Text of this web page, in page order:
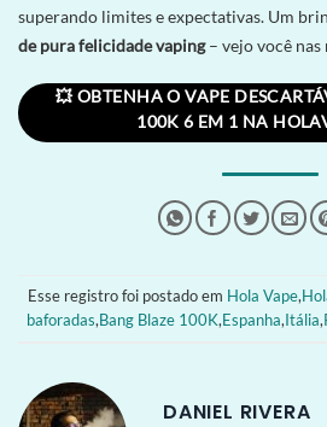
superando limites e expectativas. Um
de pura felicidade vaping– vejo você
💥 OBTENHA O VAPE
100K 6 EM 1 NA
Esse registro foi postado em Hola Vape,
baforadas,Bang Blaze 100K,Espanha,Itália,
DANIEL RIVERA